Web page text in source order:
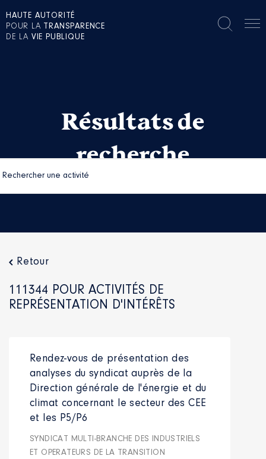
HAUTE AUTORITÉ
POUR LA TRANSPARENCE
DE LA VIE PUBLIQUE
Résultats de
recherche
Retour
111344 POUR ACTIVITÉS DE
REPRÉSENTATION D'INTÉRÊTS
Rendez-vous de présentation des
analyses du syndicat auprès de la
Direction générale de l'énergie et du
climat concernant le secteur des CEE
et les P5/P6
SYNDICAT MULTI-BRANCHE DES INDUSTRIELS
ET OPERATEURS DE LA TRANSITION